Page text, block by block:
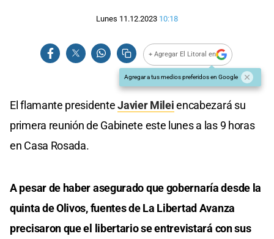
Lunes 11.12.2023 10:18
+ Agregar El Litoral en
Agregar a tus medios preferidos en Google
El flamante presidenteJavier Mileiencabezará su
primera reunión de Gabinete este lunes a las 9 horas
en Casa Rosada.
A pesar de haber asegurado que gobernaría desde la
quinta de Olivos, fuentes de La Libertad Avanza
precisaron que el libertario se entrevistará con sus